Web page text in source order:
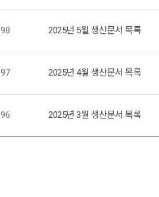
98 2025년 5월 생산문서 목록
97 2025년 4월 생산문서 목록
96 2025년 3월 생산문서 목록